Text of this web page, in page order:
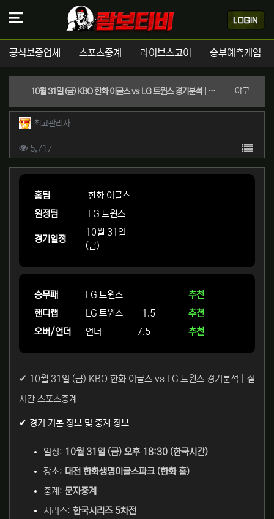
공식보증업체 스포츠중계 라이브스코어 승부예측게임
10월 31일 (금) KBO 한화 이글스 vs LG 트윈스 경기분석 | 실시간 스포츠중계 야구분류
작성자 정보
최고관리자작성
컨텐츠 정보
5,717조회 목록
본문
홈팀
한화 이글스
원정팀
LG 트윈스
경기일정
10월 31일
(금)
승무패 LG 트윈스
추천
핸디캡
LG 트윈스 -1.5
추천
오버/언더
언더 7.5 추천
✔ 10월 31일 (금) KBO 한화 이글스 vs LG 트윈스 경기분석 | 실
시간 스포츠중계
✔ 경기 기본 정보 및 중계 정보
일정: 10월 31일 (금) 오후 18:30 (한국시간)
장소: 대전 한화생명이글스파크 (한화 홈)
중계: 문자중계
시리즈: 한국시리즈 5차전